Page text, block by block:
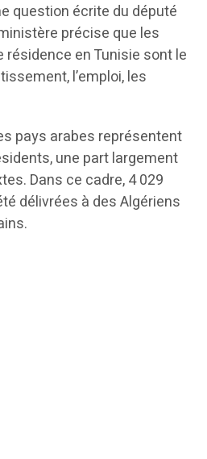
question écrite du député
précise que les
en Tunisie sont le
l’emploi, les
pays arabes représentent
une part largement
Dans ce cadre, 4 029
délivrées à des Algériens